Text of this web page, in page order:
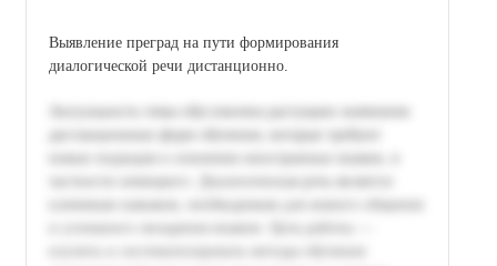
Выявление преград на пути формирования
диалогической речи дистанционно.